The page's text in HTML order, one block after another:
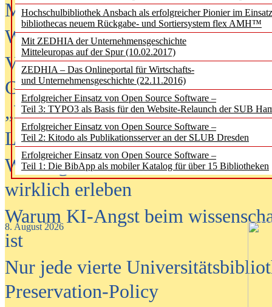
Hochschulbibliothek Ansbach als erfolgreicher Pionier im
bibliothecas neuem Rückgabe- und Sortiersystem flex AMH™
Mit ZEDHIA der Unternehmensgeschichte
Mitteleuropas auf der Spur (10.02.2017)
ZEDHIA – Das Onlineportal für Wirtschafts-
und Unternehmensgeschichte (22.11.2016)
Erfolgreicher Einsatz von Open Source Software –
Teil 3: TYPO3 als Basis für den Website-Relaunch der SUB
Erfolgreicher Einsatz von Open Source Software –
Teil 2: Kitodo als Publikationsserver an der SLUB Dresden
Erfolgreicher Einsatz von Open Source Software –
Teil 1: Die BibApp als mobiler Katalog für über 15 Bibliotheken
8. August 2026
Metadaten als Infrastruktur
Wenn Bots katalogisieren
Von Abschlusskleidern bis
Geisterjagd-Ausrüstung in der
„Library of Things“ unterwegs
Lesen als Infrastrukturaufgabe
Wie Jugendliche Social Media
wirklich erleben
Warum KI-Angst beim
ist
Nur jede vierte
Preservation-Policy